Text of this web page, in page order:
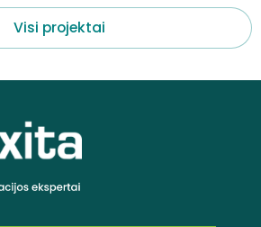
Visi projektai